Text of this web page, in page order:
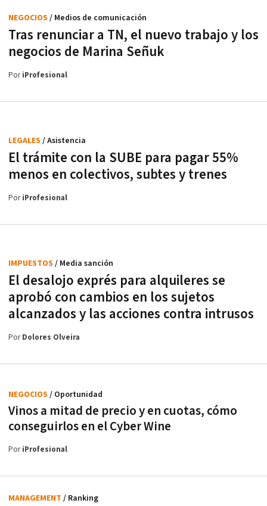
Tras renunciar a TN, el nuevo trabajo y los
negocios de Marina Señuk
NEGOCIOS / Medios de comunicación
PoriProfesional
El trámite con la SUBE para pagar 55%
menos en colectivos, subtes y trenes
LEGALES / Asistencia
PoriProfesional
El desalojo exprés para alquileres se
aprobó con cambios en los sujetos
alcanzados y las acciones contra intrusos
IMPUESTOS / Media sanción
PorDolores Olveira
Vinos a mitad de precio y en cuotas, cómo
conseguirlos en el Cyber Wine
NEGOCIOS / Oportunidad
PoriProfesional
MANAGEMENT / Ranking